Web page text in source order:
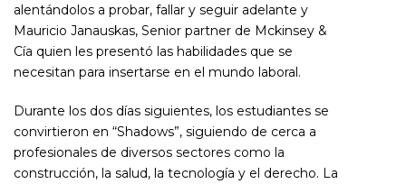
alentándolos a probar, fallar y seguir adelante y
Mauricio Janauskas, Senior partner de Mckinsey &
Cía quien les presentó las habilidades que se
necesitan para insertarse en el mundo laboral.
Durante los dos días siguientes, los estudiantes se
convirtieron en “Shadows”, siguiendo de cerca a
profesionales de diversos sectores como la
construcción, la salud, la tecnología y el derecho. La